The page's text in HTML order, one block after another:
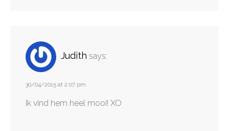
Judith says:
30/04/2015 at 2:07 pm
Ik vind hem heel mooi! XO